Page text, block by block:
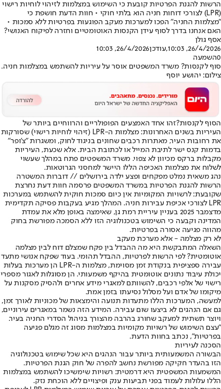
הרשות להגנת הפרטיות קובעת כי השימוש במצלמות לזיהוי לוחיות רישוי
(LPR) לצורכי דוחות חניה הוא בלתי חוקי • חוות הדעת חושפת כי
"מצלמות החניה" הפכו למערכות מעקב הפוגעות בפרטיות ללא סמכות •
האם אנחנו בדרך לסוף עידן הקנסות האוטומטיים וחזרה לפיקוח האנושי?
אסף גולן
26/4/2026, 10:03
,עודכן26/4/2026, 10:03
0השמעה
סוף לקנסות? משרד המשפטים אוסר על עיריות להשתמש במצלמות חניה.
צילום: יהושע יוסף
הסוף לקנסות?זהו אחד האמצעים הפופולריים והרווחיים ביותר של
העיריות בשנים האחרונות: מצלמות ה-LPR (זיהוי לוחיות רישוי) שסורקות
את רחובות העיר, מאתרות רכבים שחונים בניגוד לחוק, ומשגרות "צ'ופר"
בדמות קנס ישר לתיבת המייל או לכתובת הבית. אלא שכעת, העיריות
מקבלות ברקס מכיוון לא צפוי. משרד המשפטים פתח במהלך שעשוי
לשלוח את מצלמות האכיפה הללו היישר למחסני הגרוטאות.
נהג משאית נמלט מפקחים ופצע ילדה בירושלים // דוברות המשטרה
הרשות להגנת הפרטיות במשרד המשפטים פרסמה חוות דעת נחרצת
שקובעת: לרשויות המקומיות אין כיום סמכות חוקית להשתמש במערכות
LPR לצורכי אכיפת עבירות חניה. המהלך מגיע בעקבות פסיקה תקדימית
מדצמבר 2025 בעניין עיריית רמת גן, שאימצה באופן מלא את עמדת
המדינה וקבעה כי השימוש בטכנולוגיה הזו ללא הסמכה מפורשת בחוק
מהווה פגיעה אסורה בפרטיות.
לא רק מצלמה - אלא מערכת מעקב
השאלה המתבקשת היא מה ההבדל בין פקח שמצלם דוח לבין מצלמה
אוטומטית? לפי הרשות לפרטיות, ההבדל תהומי. בעוד שפקח אנושי מתעד
עבירה ספציפית בנקודת זמן מסוימת, מצלמות ה-LPR הן מערכות בעלות
יכולת עיבוד נתונים אוטומטית בהיקף משמעותי. הן מסוגלות לאגור מספרי
רישוי של אלפי רכבים, להשוותם למאגרי מידע אחרים ולהסיק מסקנות על
מיקומו של אדם ועל מסלול נסיעתו בזמן אמת.
למעשה, המערכות הללו מתעדות תנועה והימצאות של מכוניות לאורך זמן,
גם אם הנהגים לא ביצעו שום עבירה. המידע הזה נשמר במאגרים עירוניים,
ויוצר תשתית למעקב שחורג בהרבה מהצורך בניהול הסדרי החניה בעיר.
"עצם השימוש של רשויות מקומיות במצלמות מסוג זה מגלם פגיעה
בפרטיות", נכתב בחוות הדעת.
הסכנה לעיריות
הבשורה המשמעותית ביותר עבור הנהגים היא שכל שימוש בטכנולוגיה
הזו בהעדר חקיקה מפורשת נחשב להפרה של חוק הגנת הפרטיות.
המשמעות המשפטית היא דרמטית: רשויות שימשיכו להשתמש במצלמות
הללו עלולות לעמוד בפני תביעות ענק ופיצויים ללא הוכחת נזק.